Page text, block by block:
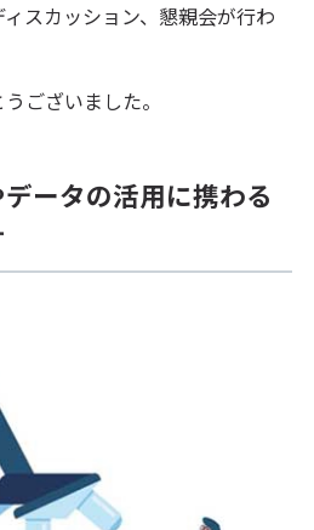
スカッション、懇親会が行わ
ございました。
ータの活用に携わる